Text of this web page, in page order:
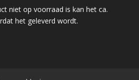
niet op voorraad is kan het ca.
het geleverd wordt.